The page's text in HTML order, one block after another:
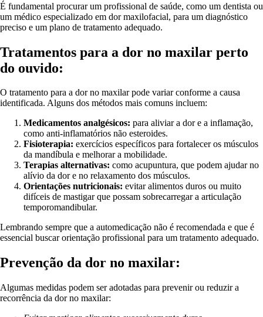
É fundamental procurar um profissional de saúde, como um dentista ou
um médico especializado em dor maxilofacial, para um diagnóstico
preciso e um plano de tratamento adequado.
Tratamentos para a dor no maxilar perto
do ouvido:
O tratamento para a dor no maxilar pode variar conforme a causa
identificada. Alguns dos métodos mais comuns incluem:
Medicamentos analgésicos: para aliviar a dor e a inflamação,
como anti-inflamatórios não esteroides.
Fisioterapia: exercícios específicos para fortalecer os músculos
da mandíbula e melhorar a mobilidade.
Terapias alternativas: como acupuntura, que podem ajudar no
alívio da dor e no relaxamento dos músculos.
Orientações nutricionais: evitar alimentos duros ou muito
difíceis de mastigar que possam sobrecarregar a articulação
temporomandibular.
Lembrando sempre que a automedicação não é recomendada e que é
essencial buscar orientação profissional para um tratamento adequado.
Prevenção da dor no maxilar:
Algumas medidas podem ser adotadas para prevenir ou reduzir a
recorrência da dor no maxilar: